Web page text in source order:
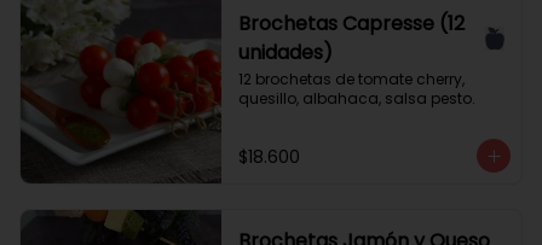
Brochetas Capresse (12
unidades)
12 brochetas de tomate cherry,
quesillo, albahaca, salsa pesto.
$18.600